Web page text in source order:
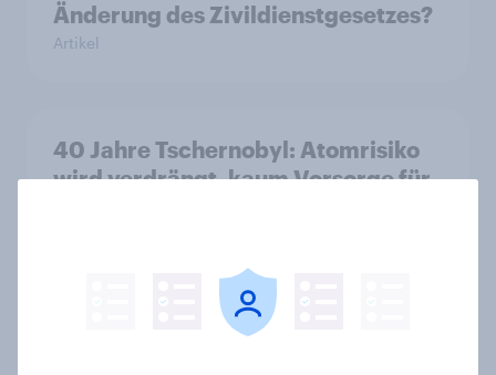
Änderung des Zivildienstgesetzes?
Artikel
40 Jahre Tschernobyl: Atomrisiko
wird verdrängt, kaum Vorsorge für